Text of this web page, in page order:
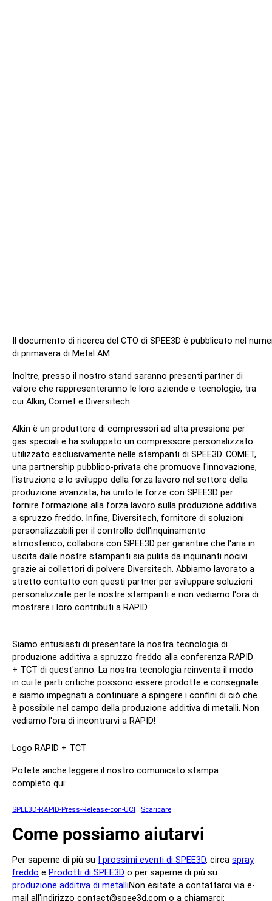
Il documento di ricerca del CTO di SPEE3D è pubblicato nel
di primavera di Metal AM
Inoltre, presso il nostro stand saranno presenti partner di
valore che rappresenteranno le loro aziende e tecnologie, tra
cui Alkin, Comet e Diversitech.
Alkin è un produttore di compressori ad alta pressione per
gas speciali e ha sviluppato un compressore personalizzato
utilizzato esclusivamente nelle stampanti di SPEE3D. COMET,
una partnership pubblico-privata che promuove l'innovazione,
l'istruzione e lo sviluppo della forza lavoro nel settore della
produzione avanzata, ha unito le forze con SPEE3D per
fornire formazione alla forza lavoro sulla produzione additiva
a spruzzo freddo. Infine, Diversitech, fornitore di soluzioni
personalizzabili per il controllo dell'inquinamento
atmosferico, collabora con SPEE3D per garantire che l'aria in
uscita dalle nostre stampanti sia pulita da inquinanti nocivi
grazie ai collettori di polvere Diversitech. Abbiamo lavorato a
stretto contatto con questi partner per sviluppare soluzioni
personalizzate per le nostre stampanti e non vediamo l'ora di
mostrare i loro contributi a RAPID.
Siamo entusiasti di presentare la nostra tecnologia di
produzione additiva a spruzzo freddo alla conferenza RAPID
+ TCT di quest'anno. La nostra tecnologia reinventa il modo
in cui le parti critiche possono essere prodotte e consegnate
e siamo impegnati a continuare a spingere i confini di ciò che
è possibile nel campo della produzione additiva di metalli. Non
vediamo l'ora di incontrarvi a RAPID!
Logo RAPID + TCT
Potete anche leggere il nostro comunicato stampa
completo qui:
SPEE3D-RAPID-Press-Release-con-UCI Scaricare
Come possiamo aiutarvi
Per saperne di più su I prossimi eventi di SPEE3D, circaspray
freddo e Prodotti di SPEE3D o per saperne di più su
produzione additiva di metalliNon esitate a contattarci via e-
mail all'indirizzo contact@spee3d.com o a chiamarci: